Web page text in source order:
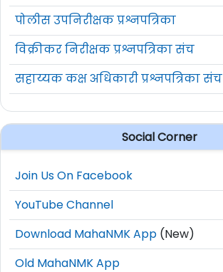
पोलीस उपनिरीक्षक प्रश्नपत्रिका
विक्रीकर निरीक्षक प्रश्नपत्रिका संच
सहाय्यक कक्ष अधिकारी प्रश्नपत्रिका संच
Social Corner
Join Us On Facebook
YouTube Channel
Download MahaNMK App (New)
Old MahaNMK App